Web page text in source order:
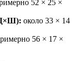
52 × 25 ×
около 33 × 14
56 × 17 ×